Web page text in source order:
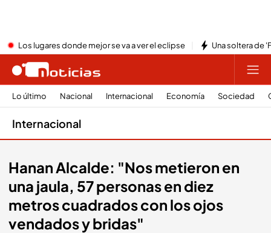
Los lugares donde mejor se va a ver el eclipse Una soltera de
Lo último Nacional Internacional Economía Sociedad
Internacional
Hanan Alcalde: "Nos metieron en
una jaula, 57 personas en diez
metros cuadrados con los ojos
vendados y bridas"